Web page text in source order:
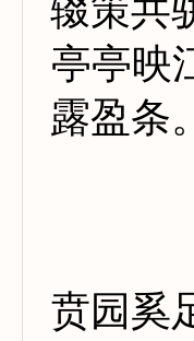
辍策共
亭亭映
露盈条
贲园奚